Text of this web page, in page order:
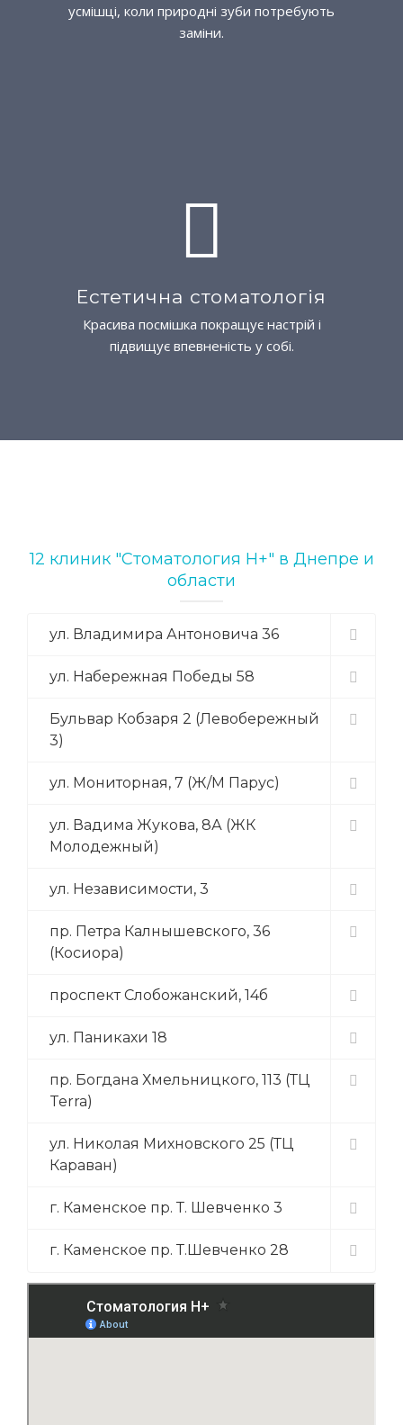
усмішці, коли природні зуби потребують
заміни.
Естетична стоматологія
Красива посмішка покращує настрій і
підвищує впевненість у собі.
12 клиник "Стоматология Н+" в Днепре и
области
ул. Владимира Антоновича 36
ул. Набережная Победы 58
Бульвар Кобзаря 2 (Левобережный
3)
ул. Мониторная, 7 (Ж/М Парус)
ул. Вадима Жукова, 8А (ЖК
Молодежный)
ул. Независимости, 3
пр. Петра Калнышевского, 36
(Косиора)
проспект Слобожанский, 14б
ул. Паникахи 18
пр. Богдана Хмельницкого, 113 (ТЦ
Terra)
ул. Николая Михновского 25 (ТЦ
Караван)
г. Каменское пр. Т. Шевченко 3
г. Каменское пр. Т.Шевченко 28